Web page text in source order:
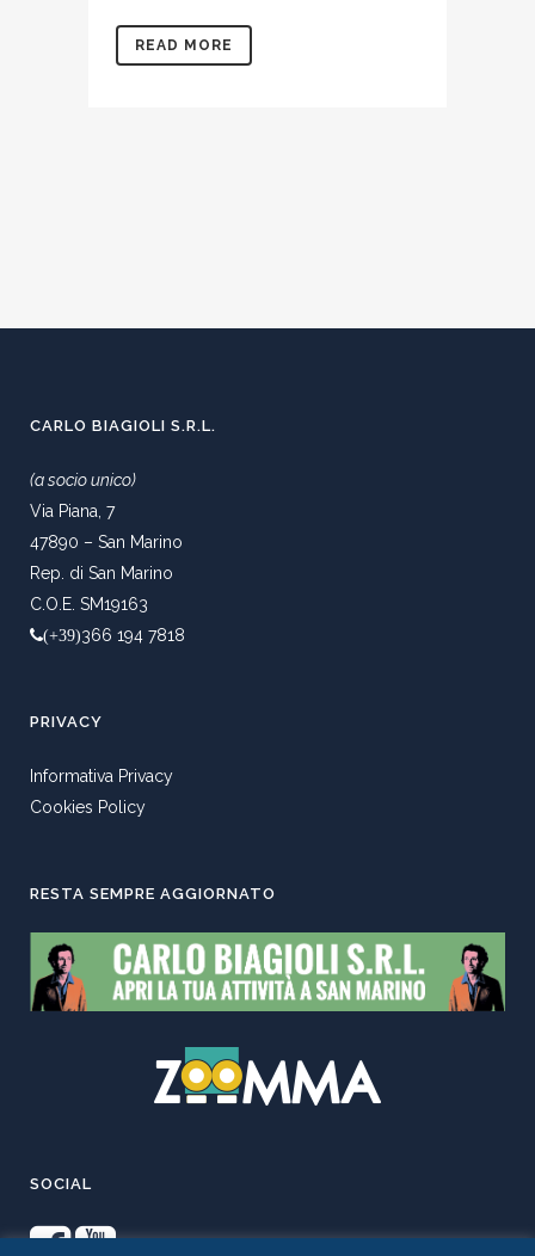
READ MORE
CARLO BIAGIOLI S.R.L.
(a socio unico)
Via Piana, 7
47890 – San Marino
Rep. di San Marino
C.O.E. SM19163
(+39)366 194 7818
PRIVACY
Informativa Privacy
Cookies Policy
RESTA SEMPRE AGGIORNATO
SOCIAL